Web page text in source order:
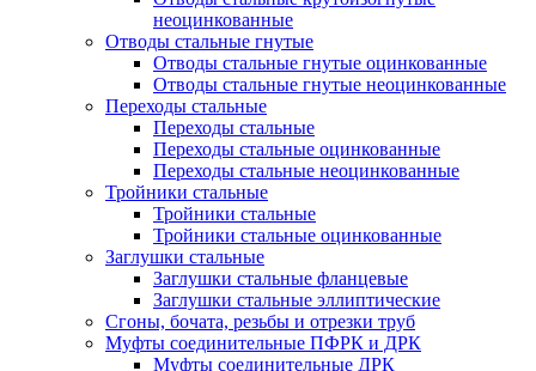
неоцинкованные
Отводы стальные гнутые
Отводы стальные гнутые оцинкованные
Отводы стальные гнутые неоцинкованные
Переходы стальные
Переходы стальные
Переходы стальные оцинкованные
Переходы стальные неоцинкованные
Тройники стальные
Тройники стальные
Тройники стальные оцинкованные
Заглушки стальные
Заглушки стальные фланцевые
Заглушки стальные эллиптические
Сгоны, бочата, резьбы и отрезки труб
Муфты соединительные ПФРК и ДРК
Муфты соединительные ДРК